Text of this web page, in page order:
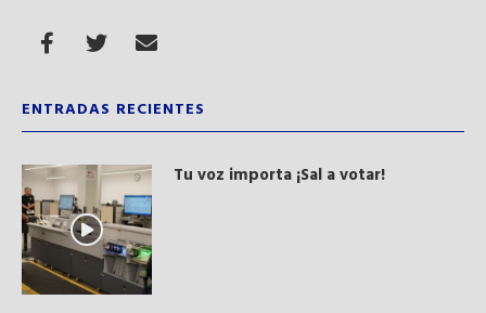
ENTRADAS RECIENTES
Tu voz importa ¡Sal a votar!